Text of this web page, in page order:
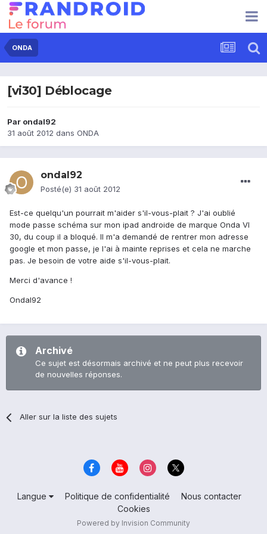
ONDA
[vi30] Déblocage
Par ondal92
31 août 2012 dans ONDA
ondal92
Posté(e) 31 août 2012
Est-ce quelqu'un pourrait m'aider s'il-vous-plait ? J'ai oublié
mode passe schéma sur mon ipad androide de marque Onda VI
30, du coup il a bloqué. Il m'a demandé de rentrer mon adresse
google et mon passe, je l'ai à mainte reprises et cela ne marche
pas. Je besoin de votre aide s'il-vous-plait.
Merci d'avance !
Ondal92
Archivé
Ce sujet est désormais archivé et ne peut plus recevoir
de nouvelles réponses.
Aller sur la liste des sujets
Langue Politique de confidentialité
Nous contacter
Cookies
Powered by Invision Community